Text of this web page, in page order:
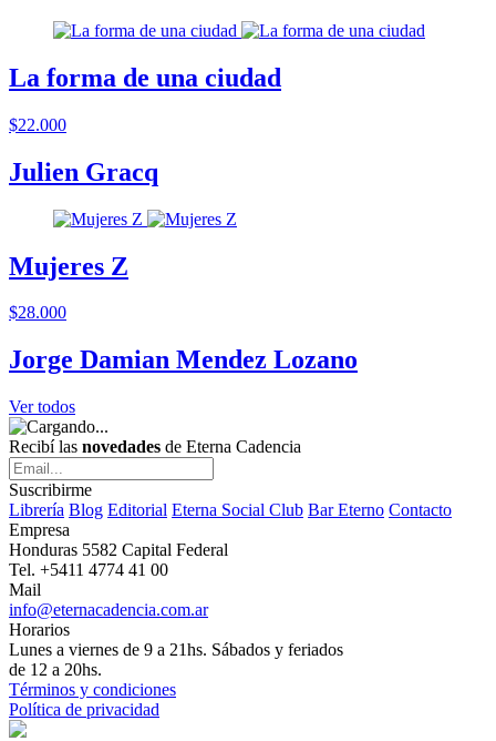
La forma de una ciudad
$22.000
Julien Gracq
Mujeres Z
$28.000
Jorge Damian Mendez Lozano
Ver todos
Recibí las novedades de Eterna Cadencia
Suscribirme
Librería Blog Editorial Eterna Social Club Bar Eterno Contacto
Empresa
Honduras 5582 Capital Federal
Tel. +5411 4774 41 00
Mail
info@eternacadencia.com.ar
Horarios
Lunes a viernes de 9 a 21hs. Sábados y feriados
de 12 a 20hs.
Términos y condiciones
Política de privacidad